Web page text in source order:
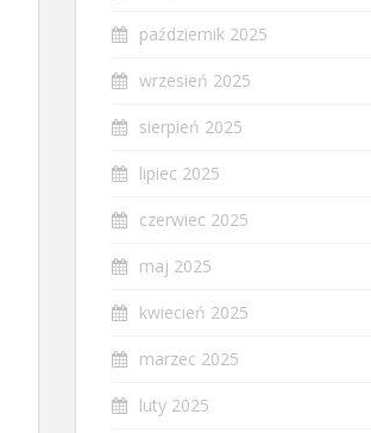
październik 2025
wrzesień 2025
sierpień 2025
lipiec 2025
czerwiec 2025
maj 2025
kwiecień 2025
marzec 2025
luty 2025